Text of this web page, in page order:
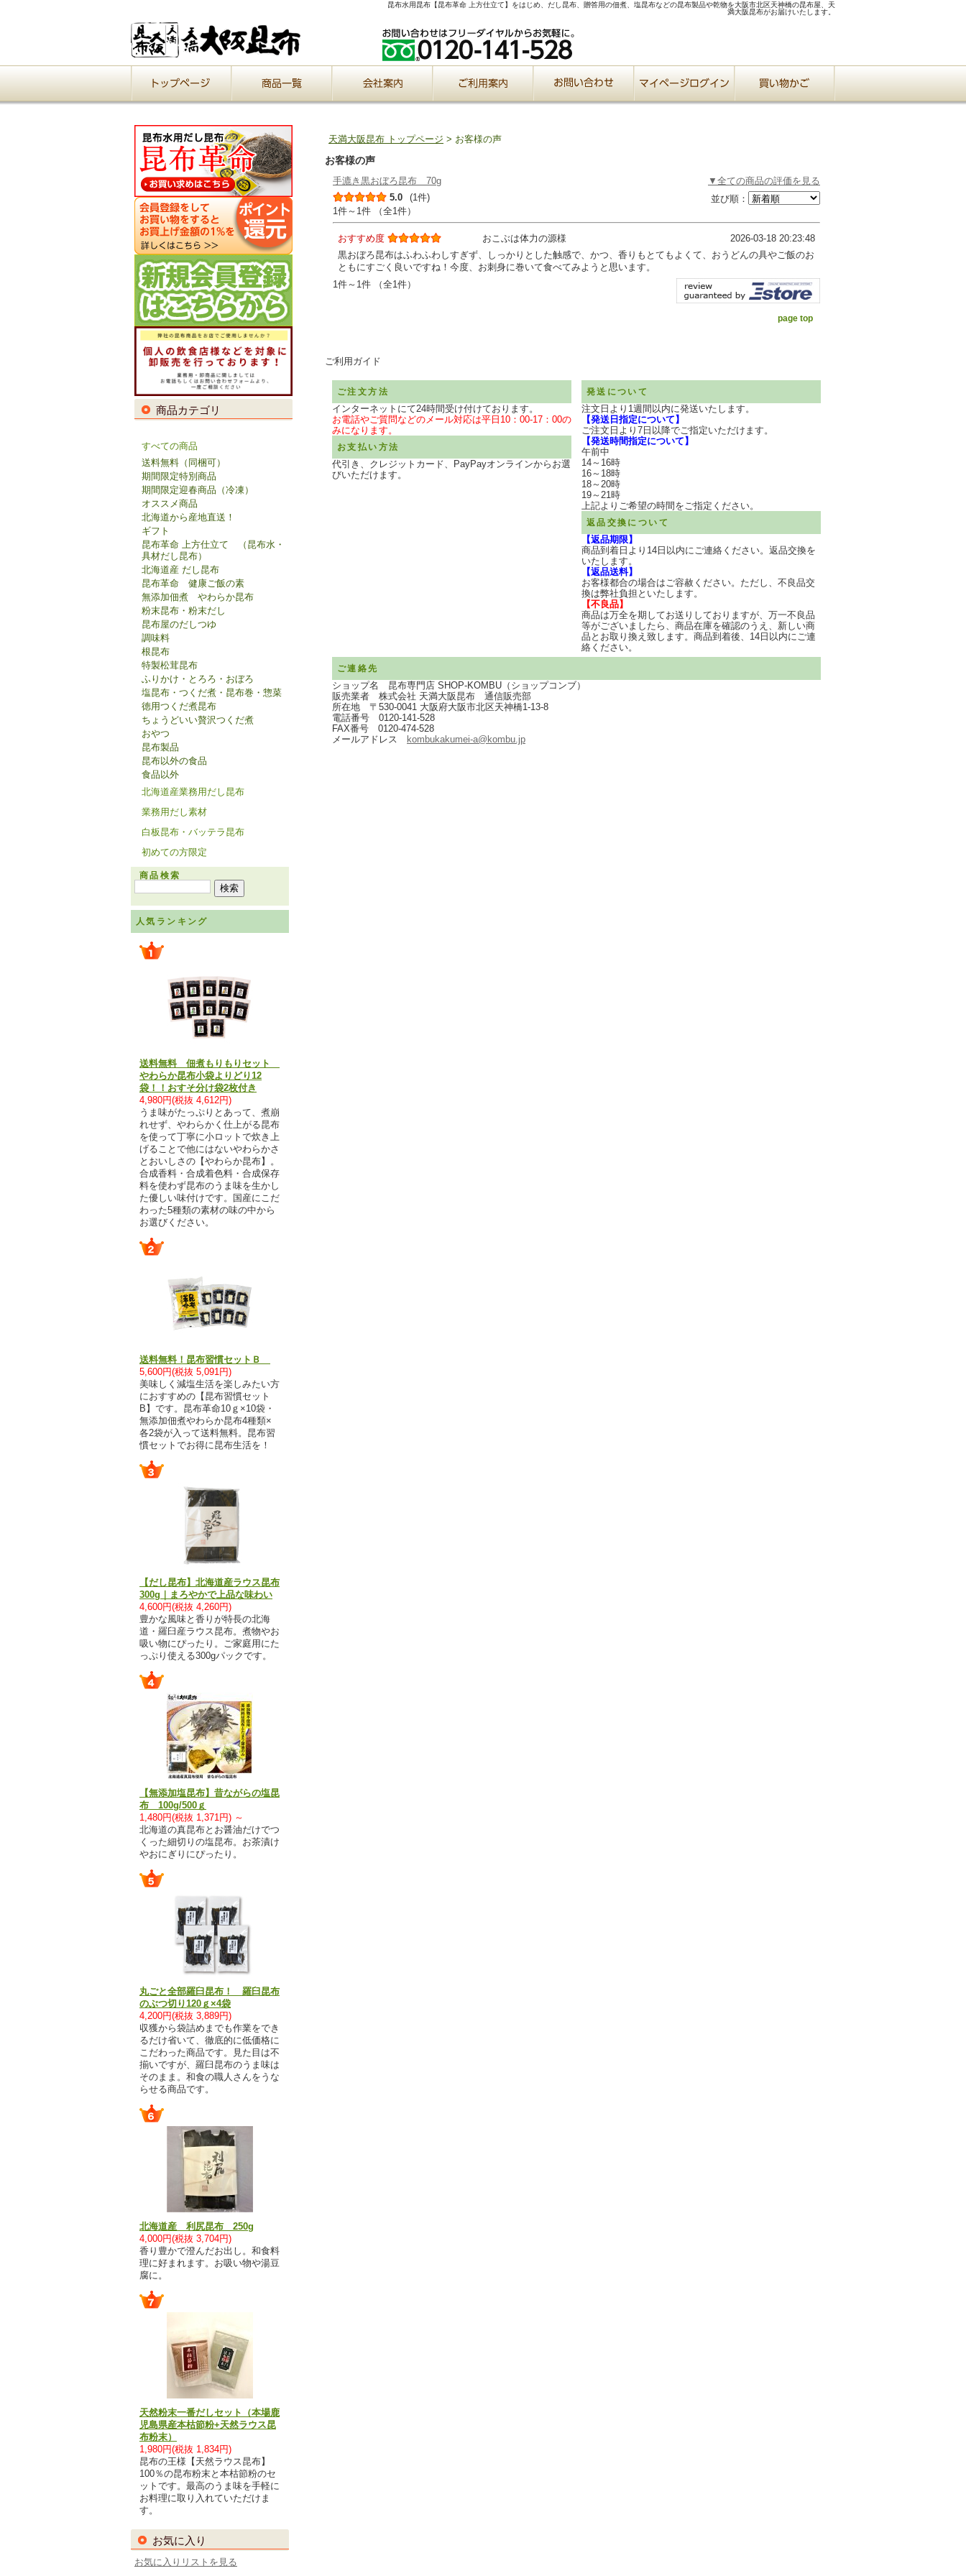
昆布水用昆布【昆布革命 上方仕立て】をはじめ、だし昆布、贈答用の佃煮、塩昆布などの昆布製品や乾物を大阪市北区天神橋の昆布屋、天
満大阪昆布がお届けいたします。
商品カテゴリ
すべての商品
送料無料（同梱可）
期間限定特別商品
期間限定迎春商品（冷凍）
オススメ商品
北海道から産地直送！
ギフト
昆布革命 上方仕立て （昆布水・
具材だし昆布）
北海道産 だし昆布
昆布革命 健康ご飯の素
無添加佃煮 やわらか昆布
粉末昆布・粉末だし
昆布屋のだしつゆ
調味料
根昆布
特製松茸昆布
ふりかけ・とろろ・おぼろ
塩昆布・つくだ煮・昆布巻・惣菜
徳用つくだ煮昆布
ちょうどいい贅沢つくだ煮
おやつ
昆布製品
昆布以外の食品
食品以外
北海道産業務用だし昆布
業務用だし素材
白板昆布・バッテラ昆布
初めての方限定
商品検索
人気ランキング
送料無料 佃煮もりもりセット
やわらか昆布小袋よりどり12
袋！！おすそ分け袋2枚付き
4,980円(税抜 4,612円)
うま味がたっぷりとあって、煮崩
れせず、やわらかく仕上がる昆布
を使って丁寧に小ロットで炊き上
げることで他にはないやわらかさ
とおいしさの【やわらか昆布】。
合成香料・合成着色料・合成保存
料を使わず昆布のうま味を生かし
た優しい味付けです。国産にこだ
わった5種類の素材の味の中から
お選びください。
送料無料！昆布習慣セットＢ
5,600円(税抜 5,091円)
美味しく減塩生活を楽しみたい方
におすすめの【昆布習慣セット
B】です。昆布革命10ｇ×10袋・
無添加佃煮やわらか昆布4種類×
各2袋が入って送料無料。昆布習
慣セットでお得に昆布生活を！
【だし昆布】北海道産ラウス昆布
300g｜まろやかで上品な味わい
4,600円(税抜 4,260円)
豊かな風味と香りが特長の北海
道・羅臼産ラウス昆布。煮物やお
吸い物にぴったり。ご家庭用にた
っぷり使える300gパックです。
【無添加塩昆布】昔ながらの塩昆
布 100g/500ｇ
1,480円(税抜 1,371円) ～
北海道の真昆布とお醤油だけでつ
くった細切りの塩昆布。お茶漬け
やおにぎりにぴったり。
丸ごと全部羅臼昆布！ 羅臼昆布
のぶつ切り120ｇ×4袋
4,200円(税抜 3,889円)
収獲から袋詰めまでも作業をでき
るだけ省いて、徹底的に低価格に
こだわった商品です。見た目は不
揃いですが、羅臼昆布のうま味は
そのまま。和食の職人さんをうな
らせる商品です。
北海道産 利尻昆布 250g
4,000円(税抜 3,704円)
香り豊かで澄んだお出し。和食料
理に好まれます。お吸い物や湯豆
腐に。
天然粉末一番だしセット（本場鹿
児島県産本枯節粉+天然ラウス昆
布粉末）
1,980円(税抜 1,834円)
昆布の王様【天然ラウス昆布】
100％の昆布粉末と本枯節粉のセ
ットです。最高のうま味を手軽に
お料理に取り入れていただけま
す。
お気に入り
お気に入りリストを見る
天満大阪昆布 トップページ > お客様の声
お客様の声
手漉き黒おぼろ昆布 70g
▼全ての商品の評価を見る
5.0
(1件)
並び順：
1件～1件 （全1件）
おすすめ度 おこぶは体力の源様
2026-03-18 20:23:48
黒おぼろ昆布はふわふわしすぎず、しっかりとした触感で、かつ、香りもとてもよくて、おうどんの具やご飯のお
ともにすごく良いですね！今度、お刺身に巻いて食べてみようと思います。
1件～1件 （全1件）
page top
ご利用ガイド
ご注文方法
インターネットにて24時間受け付けております。
お電話やご質問などのメール対応は平日10：00-17：00の
みになります。
お支払い方法
代引き、クレジットカード、PayPayオンラインからお選
びいただけます。
発送について
注文日より1週間以内に発送いたします。
【発送日指定について】
ご注文日より7日以降でご指定いただけます。
【発送時間指定について】
午前中
14～16時
16～18時
18～20時
19～21時
上記よりご希望の時間をご指定ください。
返品交換について
【返品期限】
商品到着日より14日以内にご連絡ください。返品交換を
いたします。
【返品送料】
お客様都合の場合はご容赦ください。ただし、不良品交
換は弊社負担といたします。
【不良品】
商品は万全を期してお送りしておりますが、万一不良品
等がございましたら、商品在庫を確認のうえ、新しい商
品とお取り換え致します。商品到着後、14日以内にご連
絡ください。
ご連絡先
ショップ名 昆布専門店 SHOP-KOMBU（ショップコンブ）
販売業者 株式会社 天満大阪昆布 通信販売部
所在地 〒530-0041 大阪府大阪市北区天神橋1-13-8
電話番号 0120-141-528
FAX番号 0120-474-528
メールアドレス
kombukakumei-a@kombu.jp